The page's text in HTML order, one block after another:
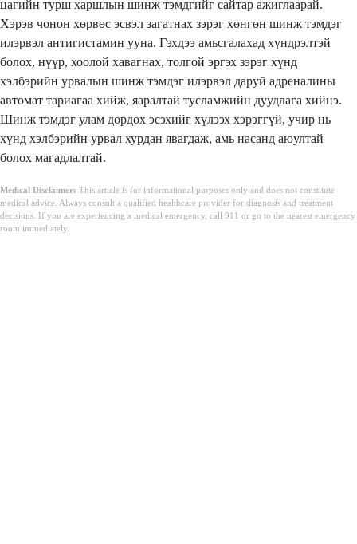
цагийн турш харшлын шинж тэмдгийг сайтар ажиглаарай.
Хэрэв чонон хөрвөс эсвэл загатнах зэрэг хөнгөн шинж тэмдэг
илэрвэл антигистамин ууна. Гэхдээ амьсгалахад хүндрэлтэй
болох, нүүр, хоолой хавагнах, толгой эргэх зэрэг хүнд
хэлбэрийн урвалын шинж тэмдэг илэрвэл даруй адреналины
автомат тариагаа хийж, яаралтай тусламжийн дуудлага хийнэ.
Шинж тэмдэг улам дордох эсэхийг хүлээх хэрэггүй, учир нь
хүнд хэлбэрийн урвал хурдан явагдаж, амь насанд аюултай
болох магадлалтай.
Medical Disclaimer: This article is for informational purposes only and does not constitute
medical advice. Always consult a qualified healthcare provider for diagnosis and treatment
decisions. If you are experiencing a medical emergency, call 911 or go to the nearest emergency
room immediately.